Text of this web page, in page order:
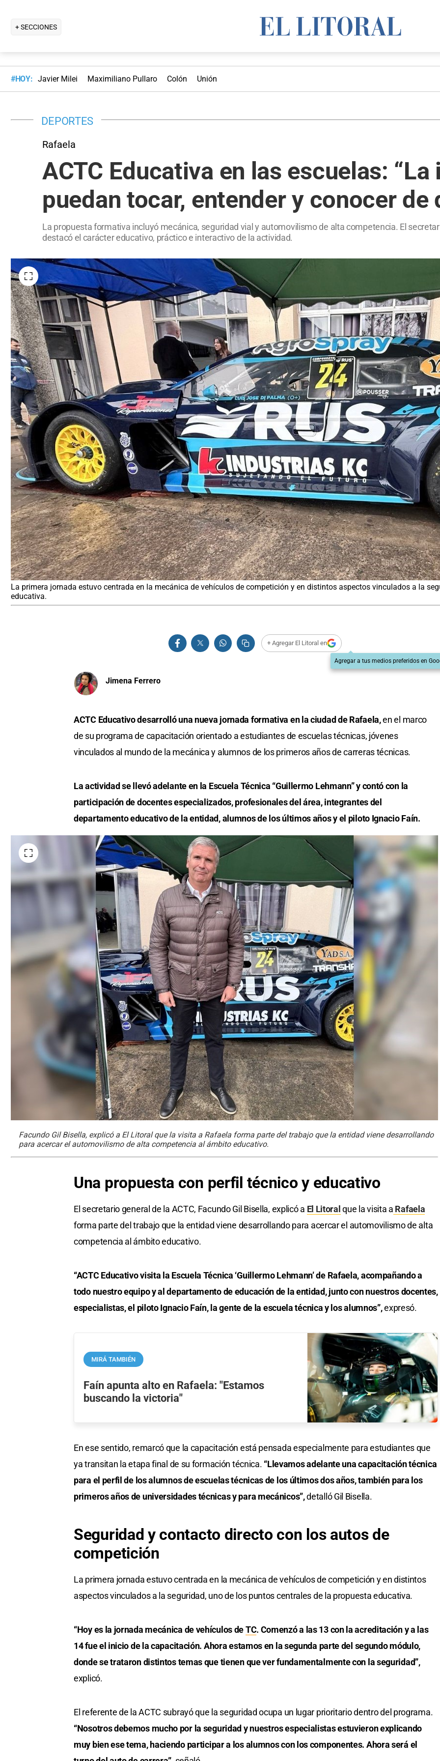
+ SECCIONES
#HOY: Javier Milei Maximiliano Pullaro Colón Unión
DEPORTES
Rafaela
ACTC Educativa en las escuelas: “La
puedan tocar, entender y conocer de
La propuesta formativa incluyó mecánica, seguridad vial y automovilismo de alta competencia. El
destacó el carácter educativo, práctico e interactivo de la actividad.
La primera jornada estuvo centrada en la mecánica de vehículos de competición y en distintos aspectos vinculados a la
educativa.
+ Agregar El Litoral en
Agregar a tus medios preferidos en
Jimena Ferrero
ACTC Educativo desarrolló una nueva jornada formativa en la ciudad de Rafaela,en el marco
de su programa de capacitación orientado a estudiantes de escuelas técnicas, jóvenes
vinculados al mundo de la mecánica y alumnos de los primeros años de carreras técnicas.
La actividad se llevó adelante en la Escuela Técnica “Guillermo Lehmann” y contó con la
participación de docentes especializados, profesionales del área, integrantes del
departamento educativo de la entidad, alumnos de los últimos años y el piloto Ignacio Faín.
Facundo Gil Bisella, explicó a El Litoral que la visita a Rafaela forma parte del trabajo que la entidad viene desarrollando
para acercar el automovilismo de alta competencia al ámbito educativo.
Una propuesta con perfil técnico y educativo
El secretario general de la ACTC, Facundo Gil Bisella, explicó a El Litoral que la visita a Rafaela
forma parte del trabajo que la entidad viene desarrollando para acercar el automovilismo de alta
competencia al ámbito educativo.
“ACTC Educativo visita la Escuela Técnica ‘Guillermo Lehmann’ de Rafaela, acompañando a
todo nuestro equipo y al departamento de educación de la entidad, junto con nuestros docentes,
especialistas, el piloto Ignacio Faín, la gente de la escuela técnica y los alumnos”,expresó.
MIRÁ TAMBIÉN
Faín apunta alto en Rafaela: "Estamos
buscando la victoria"
En ese sentido, remarcó que la capacitación está pensada especialmente para estudiantes que
ya transitan la etapa final de su formación técnica. “Llevamos adelante una capacitación técnica
para el perfil de los alumnos de escuelas técnicas de los últimos dos años, también para los
primeros años de universidades técnicas y para mecánicos”,detalló Gil Bisella.
Seguridad y contacto directo con los autos de
competición
La primera jornada estuvo centrada en la mecánica de vehículos de competición y en distintos
aspectos vinculados a la seguridad, uno de los puntos centrales de la propuesta educativa.
“Hoy es la jornada mecánica de vehículos deTC. Comenzó a las 13 con la acreditación y a las
14 fue el inicio de la capacitación. Ahora estamos en la segunda parte del segundo módulo,
donde se trataron distintos temas que tienen que ver fundamentalmente con la seguridad”,
explicó.
El referente de la ACTC subrayó que la seguridad ocupa un lugar prioritario dentro del programa.
“Nosotros debemos mucho por la seguridad y nuestros especialistas estuvieron explicando
muy bien ese tema, haciendo participar a los alumnos con los componentes. Ahora será el